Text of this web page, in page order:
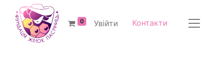
0 Увійти Контакти